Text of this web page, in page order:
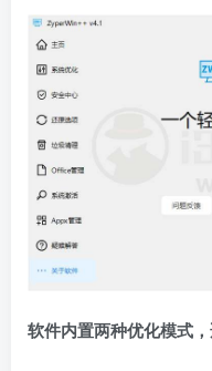
软件内置两种优化模式